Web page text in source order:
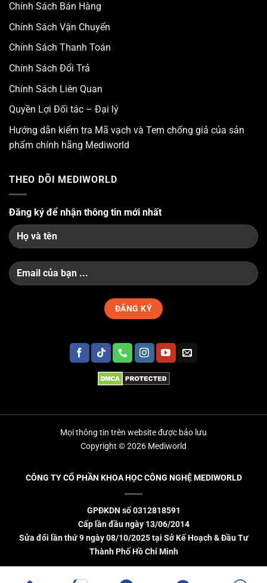
Chính Sách Bán Hàng
Chính Sách Vận Chuyển
Chính Sách Thanh Toán
Chính Sách Đổi Trả
Chính Sách Liên Quan
Quyền Lợi Đối tác – Đại lý
Hướng dẫn kiểm tra Mã vạch và Tem chống giả của sản
phẩm chính hãng Mediworld
THEO DÕI MEDIWORLD
Đăng ký để nhận thông tin mới nhất
Mọi thông tin trên website được bảo lưu
Copyright © 2026 Mediworld
CÔNG TY CỔ PHẦN KHOA HỌC CÔNG NGHỆ MEDIWORLD
GPĐKDN số 0312818591
Cấp lần đầu ngày 13/06/2014
Sửa đổi lần thứ 9 ngày 08/10/2025 tại Sở Kế Hoạch & Đầu Tư
Thành Phố Hồ Chí Minh